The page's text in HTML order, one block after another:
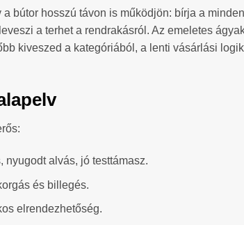
bútor hosszú távon is működjön: bírja a
a terhet a rendrakásról. Az emeletes
kiveszed a kategóriából, a lenti vásárlási
nyugodt alvás, jó testtámasz.
és billegés.
elrendezhetőség.